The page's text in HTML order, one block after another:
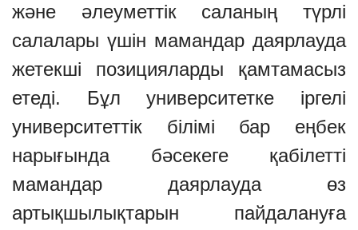
және әлеуметтік саланың түрлі
салалары үшін мамандар даярлауда
жетекші позицияларды қамтамасыз
етеді. Бұл университетке іргелі
университеттік білімі бар еңбек
нарығында бәсекеге қабілетті
мамандар даярлауда өз
артықшылықтарын пайдалануға